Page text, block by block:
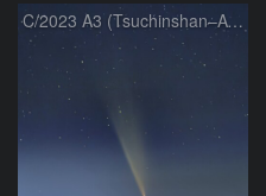
C/2023 A3 (Tsuchinshan–ATLAS)